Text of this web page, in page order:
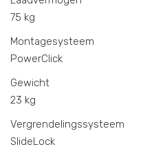
75 kg
Montagesysteem
PowerClick
Gewicht
23 kg
Vergrendelingssysteem
SlideLock